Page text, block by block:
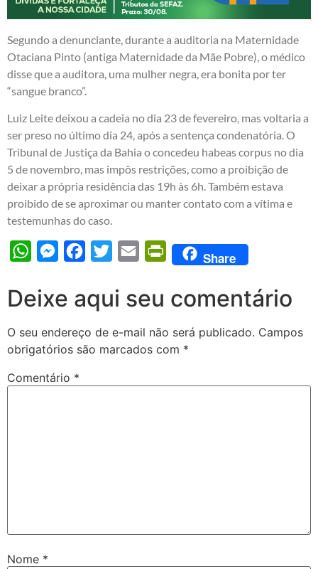
Segundo a denunciante, durante a auditoria na Maternidade
Otaciana Pinto (antiga Maternidade da Mãe Pobre), o médico
disse que a auditora, uma mulher negra, era bonita por ter
“sangue branco”.
Luiz Leite deixou a cadeia no dia 23 de fevereiro, mas voltaria a
ser preso no último dia 24, após a sentença condenatória. O
Tribunal de Justiça da Bahia o concedeu habeas corpus no dia
5 de novembro, mas impôs restrições, como a proibição de
deixar a própria residência das 19h às 6h. Também estava
proibido de se aproximar ou manter contato com a vítima e
testemunhas do caso.
WhatsAppMessengerFacebook
Twitter Email PrintFriendly
Share
Deixe aqui seu comentário
O seu endereço de e-mail não será publicado. Campos
obrigatórios são marcados com *
Comentário *
Nome *